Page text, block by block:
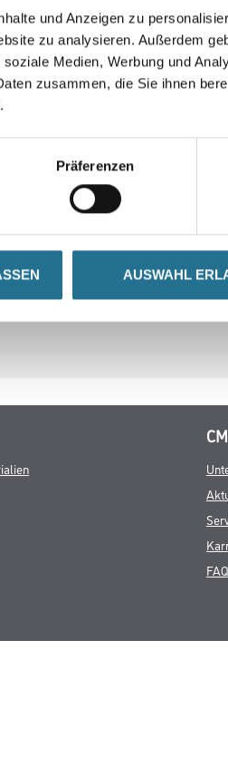
und Anzeigen zu
zu analysieren. Außerdem
Medien, Werbung und
zusammen, die Sie ihnen
Präferenzen
AUSWAHL
ZUSATZINFOS
passend
FAQ